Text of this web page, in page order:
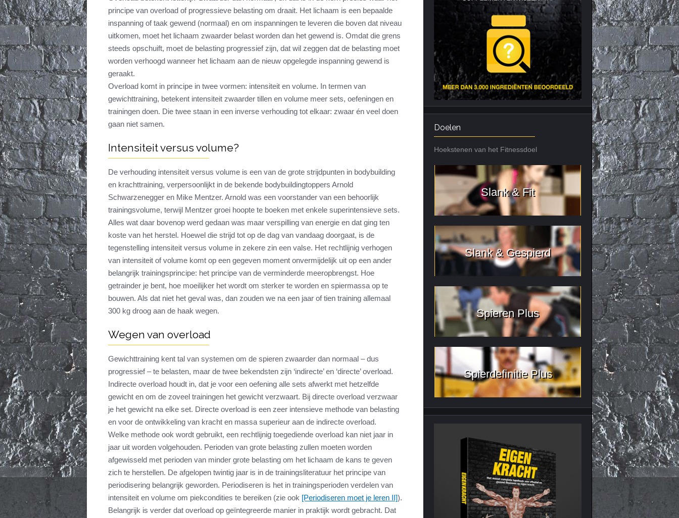
Cardiotraining
Combi van cardio en kracht
Trainingsfouten top 10
Nutriënt Timing
Veel gestelde vragen
Citrus Aurantium
Tribulus Terrestris
Vitaminen en
mineralen
Weight Gainers
Nieuws archief
principe van overload of progressieve belasting om draait. Het lichaam is een bepaalde
inspanning of taak gewend (normaal) en om inspanningen te leveren die boven dat niveau
uitkomen, moet het lichaam zwaarder belast worden dan het gewend is. Omdat die grens
steeds opschuift, moet de belasting progressief zijn, dat wil zeggen dat de belasting moet
worden verhoogd wanneer het lichaam aan de nieuw opgelegde inspanning gewend is
geraakt.
Overload komt in principe in twee vormen: intensiteit en volume. In termen van
gewichttraining, betekent intensiteit zwaarder tillen en volume meer sets, oefeningen en
trainingen doen. Die twee staan in een inverse verhouding tot elkaar: zwaar én veel doen
gaan niet samen.
Intensiteit versus volume?
De verhouding intensiteit versus volume is een van de grote strijdpunten in bodybuilding
en krachttraining, verpersoonlijkt in de bekende bodybuildingtoppers Arnold
Schwarzenegger en Mike Mentzer. Arnold was een voorstander van een behoorlijk
trainingsvolume, terwijl Mentzer groei hoopte te boeken met enkele superintensieve sets.
Alles wat daar bovenop werd gedaan was maar verspilling van energie en dat ging ten
koste van het herstel. Hoewel die strijd tot op de dag van vandaag doorgaat, is de
tegenstelling intensiteit versus volume in zekere zin een valse. Het rechtlijnig verhogen
van intensiteit of volume komt op een gegeven moment onvermijdelijk uit op een ander
belangrijk trainingsprincipe: het principe van de verminderde meeropbrengst. Hoe
getrainder je bent, hoe moeilijker het wordt om sterker te worden en spiermassa op te
bouwen. Als dat niet het geval was, dan zouden we na een jaar of tien training allemaal
300 kg droog aan de haak wegen.
Wegen van overload
Gewichttraining kent tal van systemen om de spieren zwaarder dan normaal – dus
progressief – te belasten, maar de twee bekendsten zijn ‘indirecte’ en ‘directe’ overload.
Indirecte overload houdt in, dat je voor een oefening alle sets afwerkt met hetzelfde
gewicht en om de zoveel trainingen het gewicht verzwaart. Bij directe overload verzwaar
je het gewicht na elke set. Directe overload is een zeer intensieve methode van belasting
en voor de ontwikkeling van kracht en massa superieur aan de indirecte overload.
Welke methode ook wordt gebruikt, een rechtlijnig toegediende overload kan niet jaar in
jaar uit worden volgehouden. Perioden van grote belasting zullen moeten worden
afgewisseld met perioden van minder grote belasting om het lichaam de kans te geven
zich te herstellen. De afgelopen twintig jaar is in de trainingsliteratuur het principe van
periodisering belangrijk geworden. Periodiseren is het in trainingsperioden verdelen van
intensiteit en volume om piekcondities te bereiken (zie ook [Periodiseren moet je leren II]).
Belangrijk is verder dat overload op geïntegreerde manier in praktijk wordt gebracht. Dat
Doelen
Hoekstenen van het Fitnessdoel
Slank & Fit
Slank & Gespierd
Spieren Plus
Spierdefinitie Plus